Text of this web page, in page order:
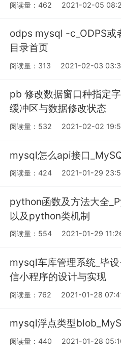
阅读量：462 2021-02-05
odps mysql -c_ODPS或
目录首页
阅读量：313 2021-02-03
pb 修改数据窗口种指定
缓冲区与数据修改状态
阅读量：532 2021-02-02
mysql怎么api接口
阅读量：424 2021-01-29
python函数及方法大全
以及python类机制
阅读量：554 2021-01-29
mysql车库管理系统_毕
信小程序的设计与实现
阅读量：762 2021-01-28
mysql浮点类型
阅读量：440 2021-01-28